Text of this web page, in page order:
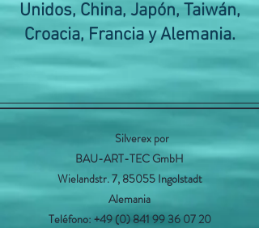
Unidos, China, Japón, Taiwán,
Croacia, Francia y Alemania.
Silverex por
BAU-ART-TEC GmbH
Wielandstr. 7, 85055 Ingolstadt
Alemania
Teléfono: +49 (0) 841 99 36 07 20